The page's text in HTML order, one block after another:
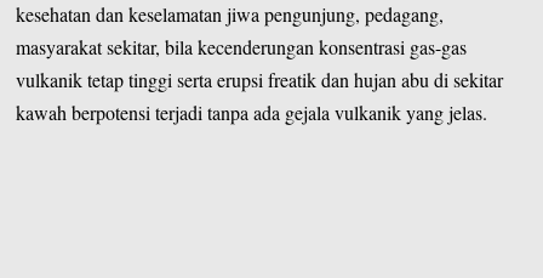
kesehatan dan keselamatan jiwa pengunjung, pedagang,
masyarakat sekitar, bila kecenderungan konsentrasi gas-gas
vulkanik tetap tinggi serta erupsi freatik dan hujan abu di sekitar
kawah berpotensi terjadi tanpa ada gejala vulkanik yang jelas.